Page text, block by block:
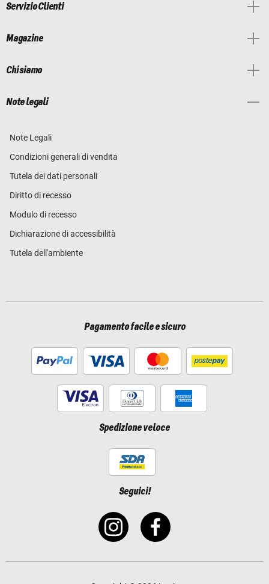
Servizio Clienti
Magazine
Chi siamo
Note legali
Note Legali
Condizioni generali di vendita
Tutela dei dati personali
Diritto di recesso
Modulo di recesso
Dichiarazione di accessibilità
Tutela dell'ambiente
Pagamento facile e sicuro
Spedizione veloce
Seguici!